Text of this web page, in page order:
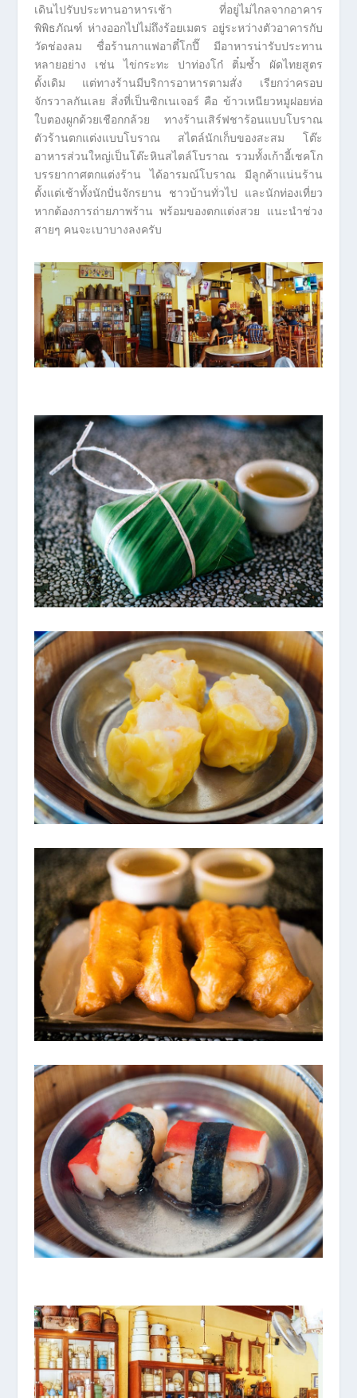
เดินไปรับประทานอาหารเช้า ที่อยู่ไม่ไกลจากอาคาร
พิพิธภัณฑ์ ห่างออกไปไม่ถึงร้อยเมตร อยู่ระหว่างตัวอาคารกับ
วัดช่องลม ชื่อร้านกาแฟอาตี๋โกปี๊ มีอาหารน่ารับประทาน
หลายอย่าง เช่น ไข่กระทะ ปาท่องโก๋ ติ๋มซ้ำ ผัดไทยสูตร
ดั้งเดิม แต่ทางร้านมีบริการอาหารตามสั่ง เรียกว่าครอบ
จักรวาลกันเลย สิ่งที่เป็นซิกเนเจอร์ คือ ข้าวเหนียวหมูฝอยห่อ
ใบตองผูกด้วยเชือกกล้วย ทางร้านเสิร์ฟชาร้อนแบบโบราณ
ตัวร้านตกแต่งแบบโบราณ สไตล์นักเก็บของสะสม โต๊ะ
อาหารส่วนใหญ่เป็นโต๊ะหินสไตล์โบราณ รวมทั้งเก้าอี้เชคโก
บรรยากาศตกแต่งร้าน ได้อารมณ์โบราณ มีลูกค้าแน่นร้าน
ตั้งแต่เช้าทั้งนักปั่นจักรยาน ชาวบ้านทั่วไป และนักท่องเที่ยว
หากต้องการถ่ายภาพร้าน พร้อมของตกแต่งสวย แนะนำช่วง
สายๆ คนจะเบาบางลงครับ